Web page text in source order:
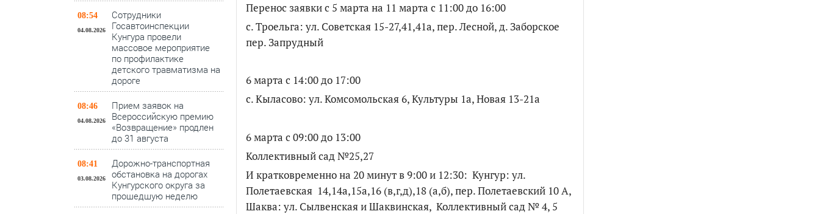
08:54
04.08.2026
Сотрудники
Госавтоинспекции
Кунгура провели
массовое мероприятие
по профилактике
детского травматизма на
дороге
08:46
04.08.2026
Прием заявок на
Всероссийскую премию
«Возвращение» продлен
до 31 августа
08:41
03.08.2026
Дорожно-транспортная
обстановка на дорогах
Кунгурского округа за
прошедшую неделю
Перенос заявкис 5 марта на 11 марта с 11:00 до 16:00
с. Троельга: ул. Советская 15-27,41,41а, пер. Лесной, д. Заборское
пер. Запрудный
6 марта с 14:00 до 17:00
с. Кыласово: ул. Комсомольская 6, Культуры 1а, Новая 13-21а
6 марта с 09:00 до 13:00
Коллективный сад №25,27
И кратковременно на 20 минут в 9:00 и 12:30: Кунгур: ул.
Полетаевская 14,14а,15а,16 (в,г,д),18 (а,б), пер. Полетаевский 10 А,
Шаква: ул. Сылвенская и Шаквинская, Коллективный сад № 4, 5